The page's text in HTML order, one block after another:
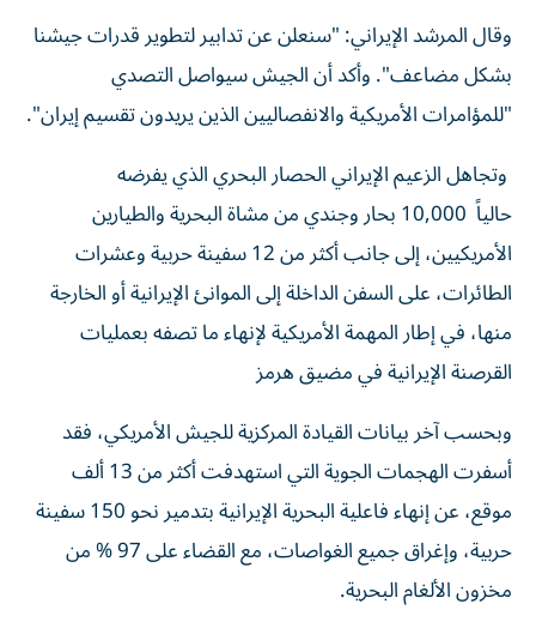
وقال المرشد الإيراني: "سنعلن عن تدابير لتطوير قدرات جيشنا
بشكل مضاعف". وأكد أن الجيش سيواصل التصدي
"للمؤامرات الأمريكية والانفصاليين الذين يريدون تقسيم إيران".
وتجاهل الزعيم الإيراني الحصار البحري الذي يفرضه
حالياً
10,000 بحار وجندي من مشاة البحرية والطيارين
الأمريكيين، إلى جانب أكثر من 12 سفينة حربية وعشرات
الطائرات، على السفن الداخلة إلى الموانئ الإيرانية أو الخارجة
منها، في إطار المهمة الأمريكية لإنهاء ما تصفه بعمليات
القرصنة الإيرانية في مضيق هرمز
وبحسب آخر بيانات القيادة المركزية للجيش الأمريكي، فقد
أسفرت الهجمات الجوية التي استهدفت أكثر من 13 ألف
موقع، عن
إنهاء فاعلية البحرية الإيرانية بتدمير نحو 150 سفينة
حربية، وإغراق جميع الغواصات، مع القضاء على 97 % من
مخزون الألغام البحرية.